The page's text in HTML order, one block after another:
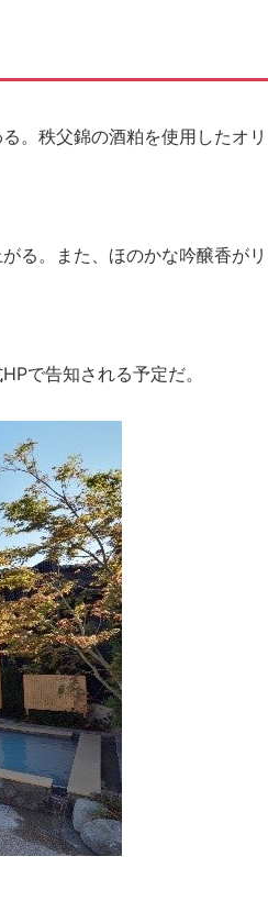
。秩父錦の酒粕を使用したオリ
る。また、ほのかな吟醸香がリ
で告知される予定だ。